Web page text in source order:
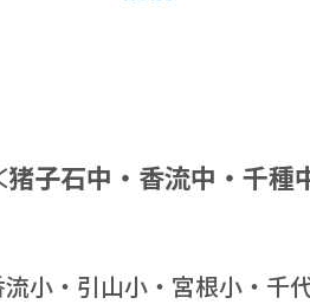
猪子石中・香流中・
流小・引山小・宮根小・